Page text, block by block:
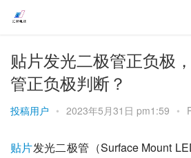
贴片发光二极管正负极
管正负极判断？
投稿用户 • 2023年5月31日 pm1:59 •
贴片发光二极管（Surface Mount